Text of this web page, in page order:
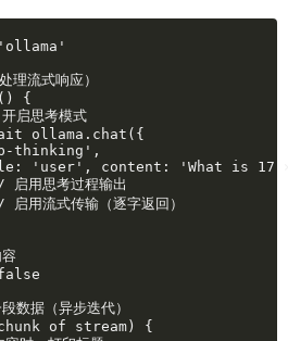
理流式响应）
{
启思考模式
ollama.chat({
thinking',
'user', content: 'What is 17
思考过程输出
式传输（逐字返回）
据（异步迭代）
of stream) {